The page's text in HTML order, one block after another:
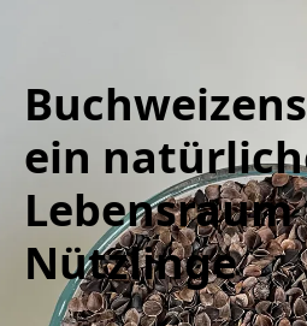
ein
Nützlinge